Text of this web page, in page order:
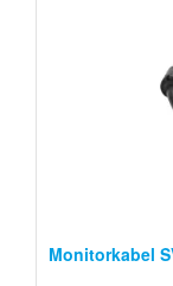
Monitorkabel